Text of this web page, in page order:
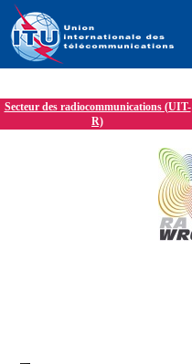
Secteur des radiocommunications (UIT-
R)